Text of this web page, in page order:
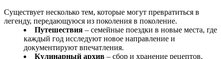
Существует несколько тем, которые могут превратиться в
легенду, передающуюся из поколения в поколение.
Путешествия – семейные поездки в новые места, где
каждый год исследуют новое направление и
документируют впечатления.
Кулинарный архив – сбор и хранение рецептов,